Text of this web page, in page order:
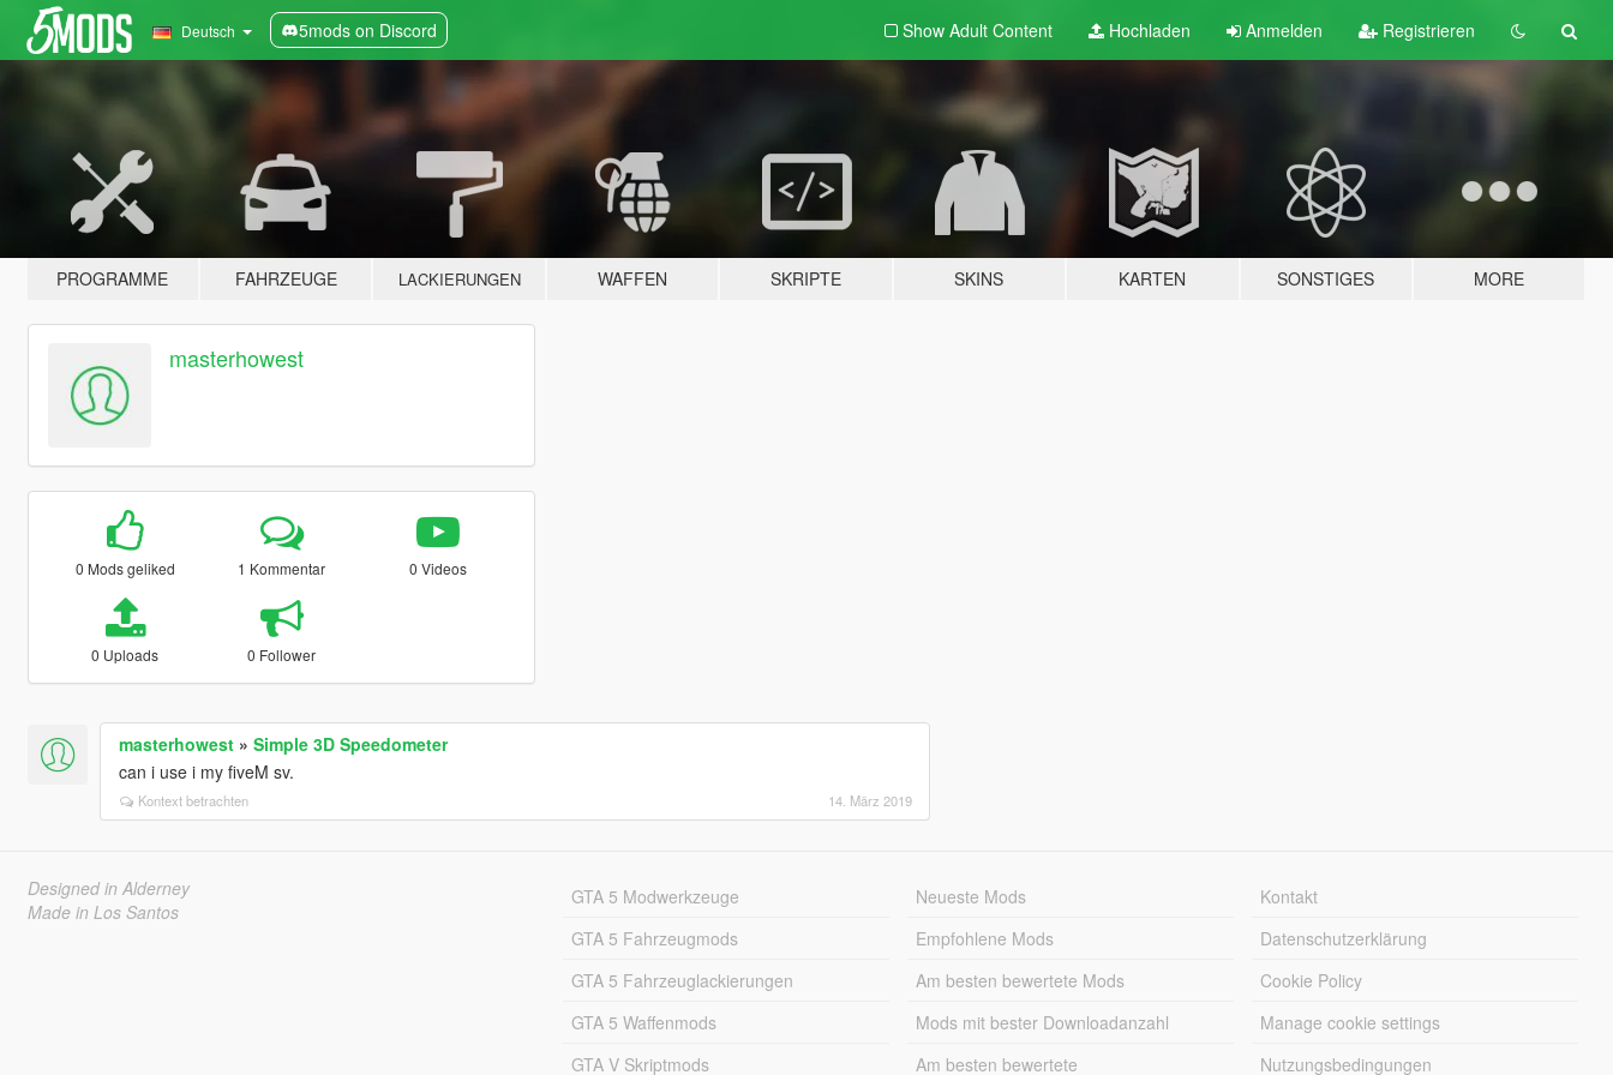
Deutsch 5mods on Discord Show Adult Content Hochladen Anmelden Registrieren
PROGRAMME FAHRZEUGE LACKIERUNGEN WAFFEN SKRIPTE SKINS KARTEN SONSTIGES MORE
masterhowest
0 Mods geliked 1 Kommentar 0 Videos
0 Uploads 0 Follower
masterhowest» Simple 3D Speedometer
can i use i my fiveM sv.
Kontext betrachten 14. März 2019
Designed in Alderney
Made in Los Santos
GTA 5 Modwerkzeuge
GTA 5 Fahrzeugmods
GTA 5 Fahrzeuglackierungen
GTA 5 Waffenmods
GTA V Skriptmods
Neueste Mods
Empfohlene Mods
Am besten bewertete Mods
Mods mit bester Downloadanzahl
Am besten bewertete
Kontakt
Datenschutzerklärung
Cookie Policy
Manage cookie settings
Nutzungsbedingungen